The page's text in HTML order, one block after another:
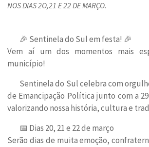
NOS DIAS 2O,21 E 22 DE MARÇO.
🎉 Sentinela do Sul em festa! 🎉
Vem aí um dos momentos mais
município!
Sentinela do Sul celebra com
de Emancipação Política junto com a
valorizando nossa história, cultura e
📅 Dias 20, 21 e 22 de março
Serão dias de muita emoção,